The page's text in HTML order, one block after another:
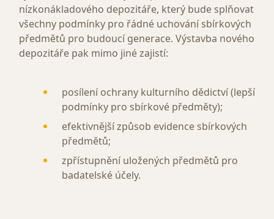
nízkonákladového depozitáře, který bude splňovat
všechny podmínky pro řádné uchování sbírkových
předmětů pro budoucí generace. Výstavba nového
depozitáře pak mimo jiné zajistí:
posílení ochrany kulturního dědictví (lepší
podmínky pro sbírkové předměty);
efektivnější způsob evidence sbírkových
předmětů;
zpřístupnění uložených předmětů pro
badatelské účely.